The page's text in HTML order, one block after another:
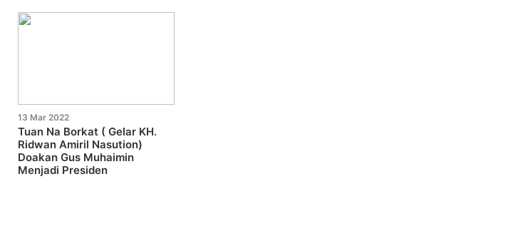
13 Mar 2022
Tuan Na Borkat ( Gelar KH.
Ridwan Amiril Nasution)
Doakan Gus Muhaimin
Menjadi Presiden